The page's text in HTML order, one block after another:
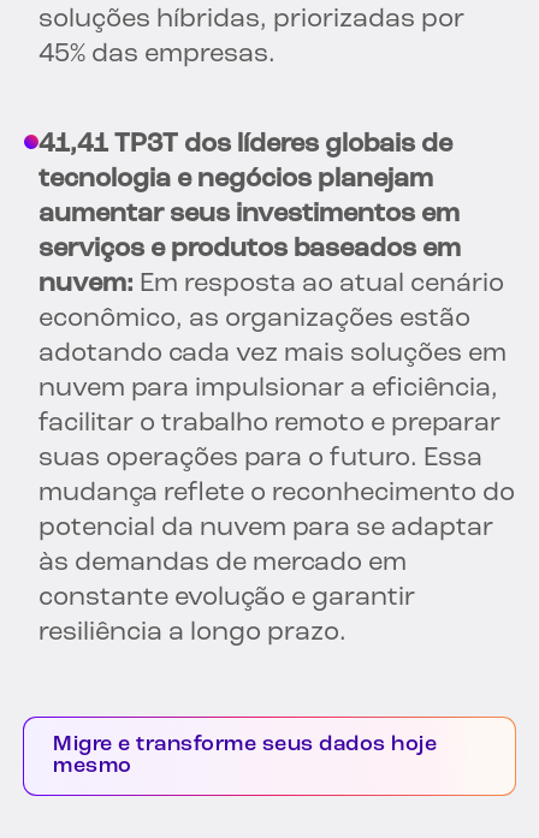
soluções híbridas, priorizadas por
45% das empresas.
41,41 TP3T dos líderes globais de
tecnologia e negócios planejam
aumentar seus investimentos em
serviços e produtos baseados em
nuvem: Em resposta ao atual cenário
econômico, as organizações estão
adotando cada vez mais soluções em
nuvem para impulsionar a eficiência,
facilitar o trabalho remoto e preparar
suas operações para o futuro. Essa
mudança reflete o reconhecimento do
potencial da nuvem para se adaptar
às demandas de mercado em
constante evolução e garantir
resiliência a longo prazo.
Migre e transforme seus dados hoje
mesmo